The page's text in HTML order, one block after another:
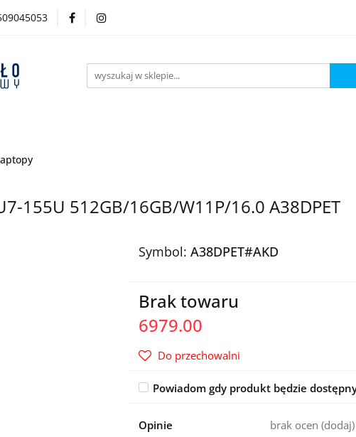
155U 512GB/16GB/W11P/16.0 A38DPET
Symbol: A38DPET#AKD
Brak towaru
6979.00
Do przechowalni
Powiadom gdy produkt będzie
Opinie brak ocen (dodaj)